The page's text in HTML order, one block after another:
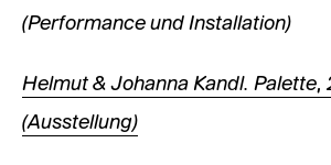
(Performance und Installation)
Helmut & Johanna Kandl.
(Ausstellung)